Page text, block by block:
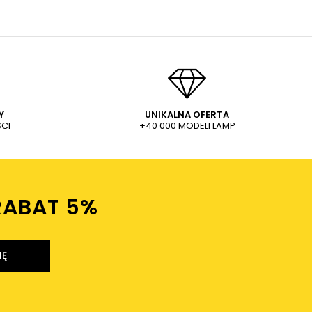
UNIKALNA OFERTA
+40 000 MODELI LAMP
5%ㅤ